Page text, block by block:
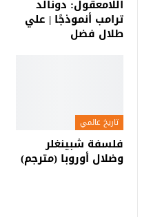
اللامعقول: دونالد
ترامب أنموذجًا | علي
طلال فضل
تاريخ عالمي
فلسفة شبينغلر
وضلال أوروبا (مترجم)